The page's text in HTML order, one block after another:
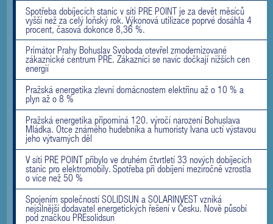
Spotřeba dobíjecích stanic v síti PRE POINT je za devět měsíců
vyšší než za celý loňský rok. Výkonová utilizace poprvé dosáhla 4
procent, časová dokonce 8,36 %.
Primátor Prahy Bohuslav Svoboda otevřel zmodernizované
zákaznické centrum PRE. Zákazníci se navíc dočkají nižších cen
energií
Pražská energetika zlevní domácnostem elektřinu až o 10 % a
plyn až o 8 %
Pražská energetika připomíná 120. výročí narození Bohuslava
Mládka. Otce známého hudebníka a humoristy Ivana uctí výstavou
jeho výtvarných děl
V síti PRE POINT přibylo ve druhém čtvrtletí 33 nových dobíjecích
stanic pro elektromobily. Spotřeba při dobíjení meziročně vzrostla
o více než 50 %
Spojením společností SOLIDSUN a SOLARINVEST vzniká
nejsilnější dodavatel energetických řešení v Česku. Nově působí
pod značkou PREsolidsun